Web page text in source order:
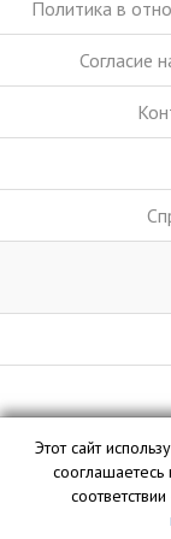
Политика в
Согласие
База данных
Этот сайт
соответствии